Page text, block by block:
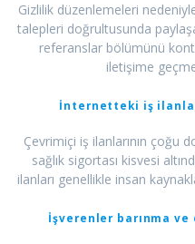
Gizlilik düzenlemeleri
talepleri doğrultusunda
referanslar bölümünü
iletişime
İnternetteki iş
Çevrimiçi iş ilanlarının çoğu
sağlık sigortası kisvesi
ilanları genellikle insan
İşverenler barınma ve